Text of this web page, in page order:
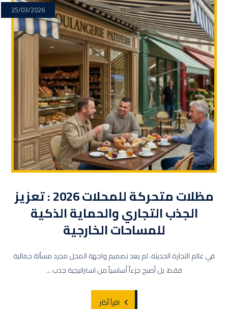
مظلات متحركة للمحلات 2026 : تعزيز
الجذب التجاري والحماية الذكية
للمساحات الخارجية
25/03/2026
في عالم التجارة الحديثة، لم يعد تصميم واجهة المحل مجرد مسألة جمالية
فقط، بل أصبح جزءاً أساسياً من استراتيجية جذب ...
اقرأ أكثر